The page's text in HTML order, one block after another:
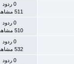
0 ردود
511 مشاهدة
0 ردود
510 مشاهدة
0 ردود
532 مشاهدة
0 ردود